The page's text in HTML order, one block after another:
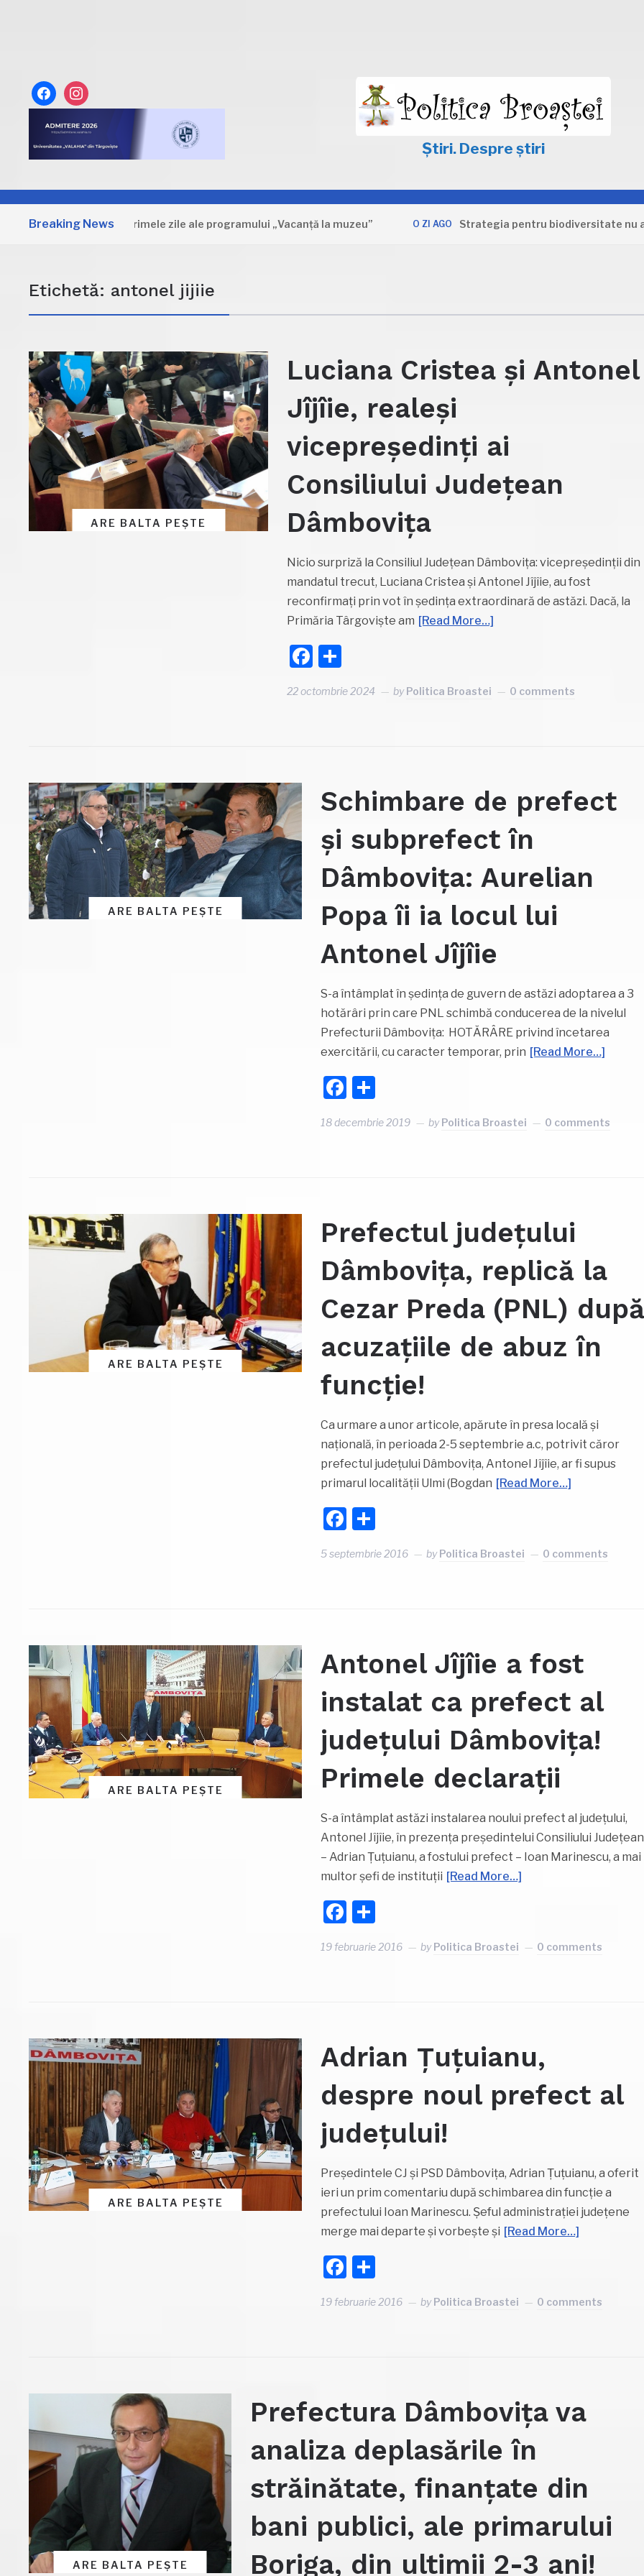
facebookinstagram
Știri. Despre știri
Breaking News
Dâmbovița: Primele zile ale programului „Vacanță la muzeu” O ZI AGO Strategia pentru biodiversitate nu apără
Etichetă: antonel jijiie
ARE BALTA PEȘTE
Luciana Cristea și Antonel
Jîjîie, realeși
vicepreședinți ai
Consiliului Județean
Dâmbovița
Nicio surpriză la Consiliul Județean Dâmbovița: vicepreședinții din
mandatul trecut, Luciana Cristea și Antonel Jîjîie, au fost
reconfirmați prin vot în ședința extraordinară de astăzi. Dacă, la
Primăria Târgoviște am [Read More…]
Facebook
22 octombrie 2024 byPolitica Broastei 0 comments
ARE BALTA PEȘTE
Schimbare de prefect
și subprefect în
Dâmbovița: Aurelian
Popa îi ia locul lui
Antonel Jîjîie
S-a întâmplat în ședința de guvern de astăzi adoptarea a 3
hotărâri prin care PNL schimbă conducerea de la nivelul
Prefecturii Dâmbovița: HOTĂRÂRE privind încetarea
exercitării, cu caracter temporar, prin [Read More…]
Facebook
18 decembrie 2019 byPolitica Broastei 0 comments
ARE BALTA PEȘTE
Prefectul județului
Dâmbovița, replică la
Cezar Preda (PNL)
acuzațiile de abuz în
funcție!
Ca urmare a unor articole, apărute în presa locală și
națională, în perioada 2-5 septembrie a.c, potrivit căror
prefectul județului Dâmbovița, Antonel Jîjîie, ar fi supus
primarul localității Ulmi (Bogdan [Read More…]
Facebook
5 septembrie 2016 byPolitica Broastei 0 comments
ARE BALTA PEȘTE
Antonel Jîjîie a fost
instalat ca prefect al
județului Dâmbovița!
Primele declarații
S-a întâmplat astăzi instalarea noului prefect al județului,
Antonel Jîjîie, în prezența președintelui Consiliului Județean
– Adrian Țuțuianu, a fostului prefect – Ioan Marinescu, a mai
multor șefi de instituții [Read More…]
Facebook
19 februarie 2016 byPolitica Broastei 0 comments
ARE BALTA PEȘTE
Adrian Țuțuianu,
despre noul prefect al
județului!
Președintele CJ și PSD Dâmbovița, Adrian Țuțuianu, a oferit
ieri un prim comentariu după schimbarea din funcție a
prefectului Ioan Marinescu. Șeful administrației județene
merge mai departe și vorbește și [Read More…]
Facebook
19 februarie 2016 byPolitica Broastei 0 comments
ARE BALTA PEȘTE
Prefectura Dâmbovița va
analiza deplasările în
străinătate, finanțate din
bani publici, ale primarului
Boriga, din ultimii 2-3 ani!